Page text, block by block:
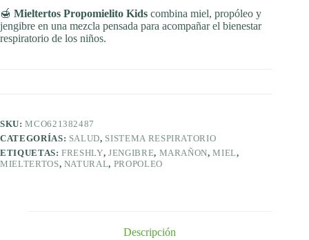
🍯 Mieltertos Propomielito Kids combina miel, propóleo y
jengibre en una mezcla pensada para acompañar el bienestar
respiratorio de los niños.
SKU:MCO621382487
CATEGORÍAS: SALUD, SISTEMA RESPIRATORIO
ETIQUETAS:FRESHLY,JENGIBRE, MARAÑON,MIEL,
MIELTERTOS, NATURAL, PROPOLEO
Descripción